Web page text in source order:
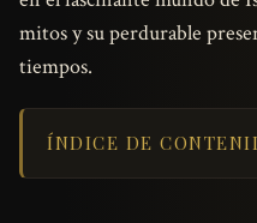
mitos y su perdurable
tiempos.
ÍNDICE DE